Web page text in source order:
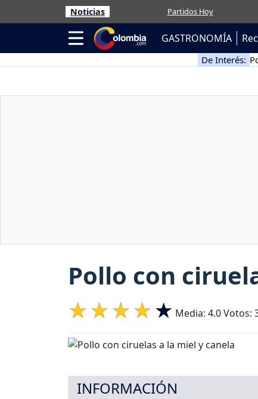
Noticias Partidos Hoy
GASTRONOMÍA
De Interés:
Pollo con
Media: 4.0Votos:
INFORMACIÓN